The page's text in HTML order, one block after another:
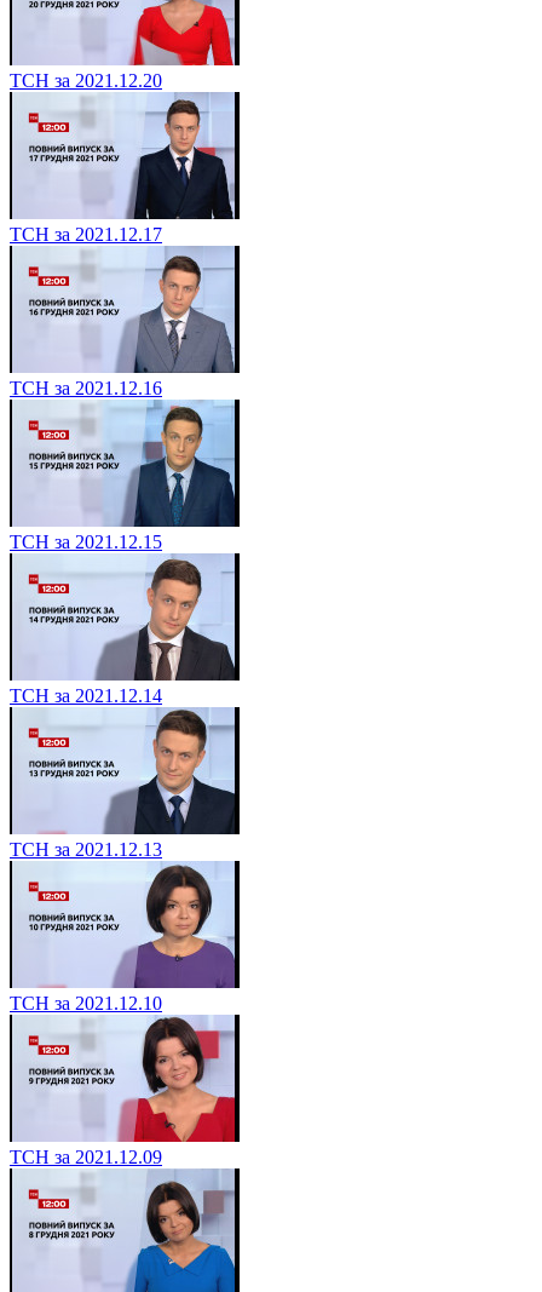
ТСН за 2021.12.20
ТСН за 2021.12.17
ТСН за 2021.12.16
ТСН за 2021.12.15
ТСН за 2021.12.14
ТСН за 2021.12.13
ТСН за 2021.12.10
ТСН за 2021.12.09